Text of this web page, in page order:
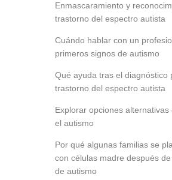
Enmascaramiento y
trastorno del espectro autista
Cuándo hablar con un
primeros signos de autismo
Qué ayuda tras el diagnóstico
trastorno del espectro autista
Explorar opciones alternativas
el autismo
Por qué algunas familias se
con células madre después
de autismo